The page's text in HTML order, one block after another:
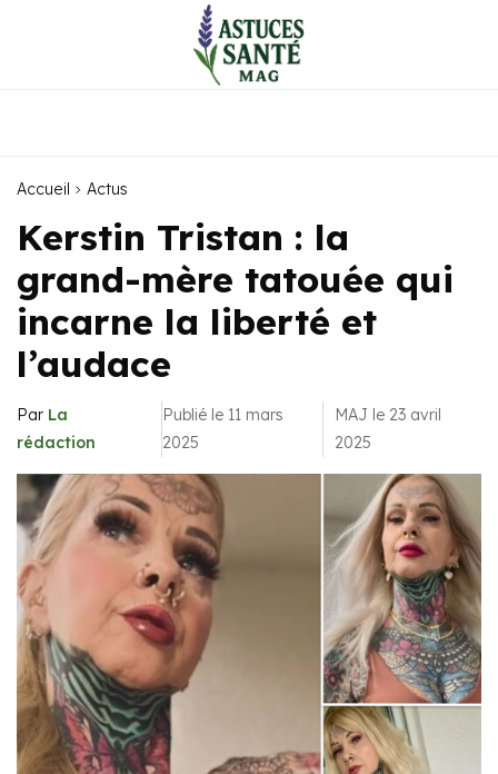
Accueil Actus
Kerstin Tristan : la
grand-mère tatouée qui
incarne la liberté et
l’audace
Par La
rédaction
Publié le 11 mars
2025
MAJ le 23 avril
2025